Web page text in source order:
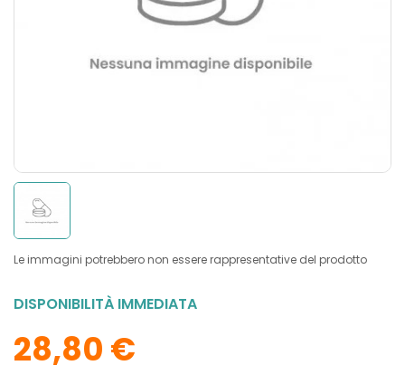
Le immagini potrebbero non essere rappresentative del prodotto
DISPONIBILITÀ IMMEDIATA
28,80 €